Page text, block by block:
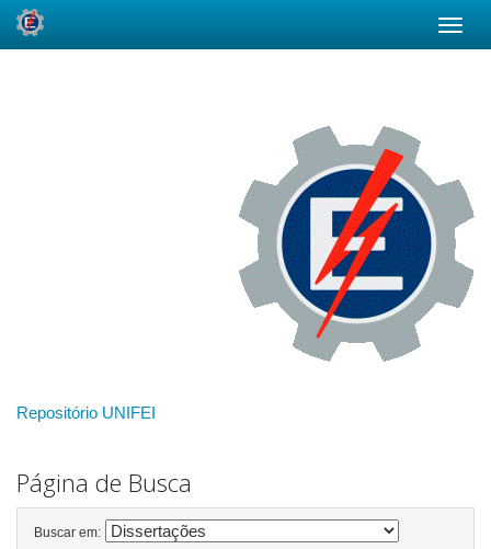
Repositório UNIFEI
Página de Busca
Buscar em: